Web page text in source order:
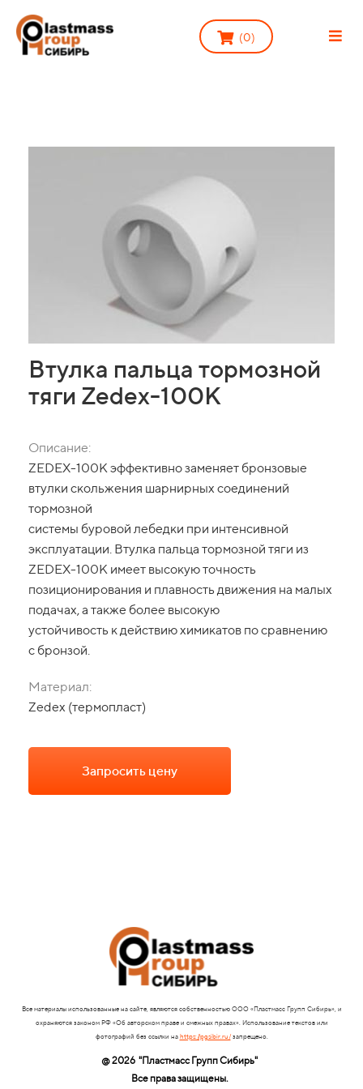
(0)
Втулка пальца тормозной
тяги Zedex-100K
Описание:
ZEDEX-100K эффективно заменяет бронзовые
втулки скольжения шарнирных соединений
тормозной
системы буровой лебедки при интенсивной
эксплуатации. Втулка пальца тормозной тяги из
ZEDEX-100K имеет высокую точность
позиционирования и плавность движения на малых
подачах, а также более высокую
устойчивость к действию химикатов по сравнению
с бронзой.
Материал:
Zedex (термопласт)
Запросить цену
Все материалы использованные на сайте, являются собственностью ООО «Пластмасс Групп Сибирь», и
охраняются законом РФ «Об авторском праве и смежных правах». Использование текстов или
фотографий без ссылки на https://pgsibir.ru/ запрещено.
@ 2026 "Пластмасс Групп Сибирь"
Все права защищены.